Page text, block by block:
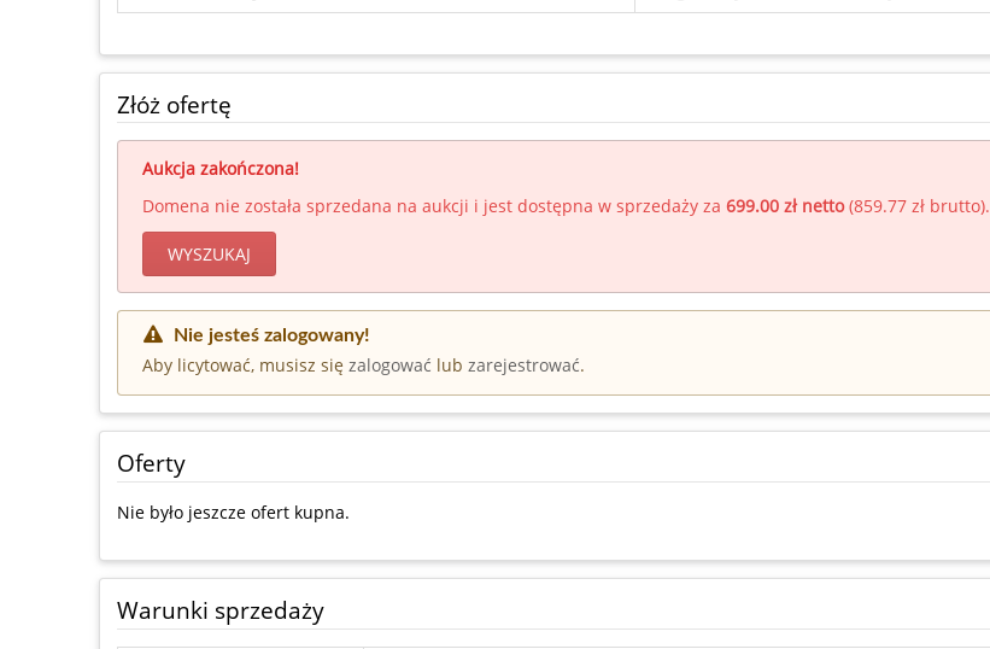
Złóż ofertę
Aukcja zakończona!
Domena nie została sprzedana na aukcji i jest dostępna w sprzedaży za 699.00 zł netto(859.77 zł brutto).
WYSZUKAJ
Nie jesteś zalogowany!
Aby licytować, musisz się zalogować lub zarejestrować.
Oferty
Nie było jeszcze ofert kupna.
Warunki sprzedaży